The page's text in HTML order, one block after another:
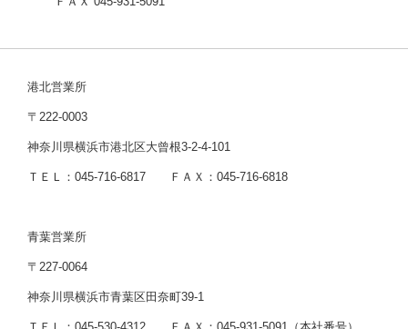
港北営業所
〒222-0003
神奈川県横浜市港北区大曾根3-2-4-101
ＴＥＬ：045-716-6817 ＦＡＸ：045-716-6818
青葉営業所
〒227-0064
神奈川県横浜市青葉区田奈町39-1